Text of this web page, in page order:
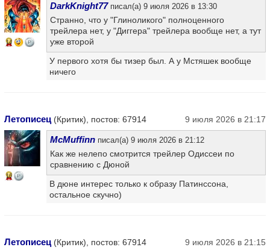
14
DarkKnight77писал(а) 9 июля 2026 в 13:30
Странно, что у "Глиноликого" полноценного
трейлера нет, у "Диггера" трейлера вообще нет, а тут
уже второй
У первого хотя бы тизер был. А у Мстяшек вообще
ничего
Летописец (Критик), постов: 67914 9 июля 2026 в 21:17
16
McMuffinn писал(а) 9 июля 2026 в 21:12
Как же нелепо смотрится трейлер Одиссеи по
сравнению с Дюной
В дюне интерес только к образу Патинссона,
остальное скучно)
Летописец (Критик), постов: 67914 9 июля 2026 в 21:15